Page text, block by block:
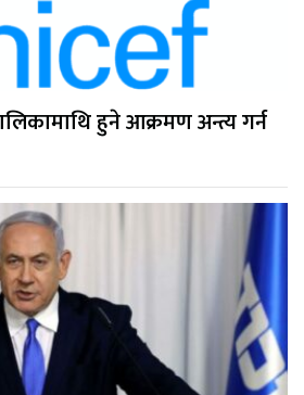
हुने आक्रमण अन्त्य गर्न